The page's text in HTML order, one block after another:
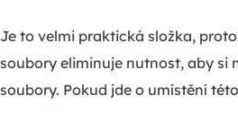
Je to velmi praktická složka,
soubory eliminuje nutnost, aby
soubory. Pokud jde o umístění